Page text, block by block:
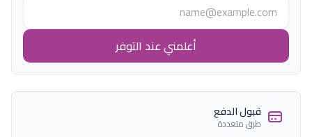
أعلمني عند التوفر
قبول الدفع
طرق متعددة